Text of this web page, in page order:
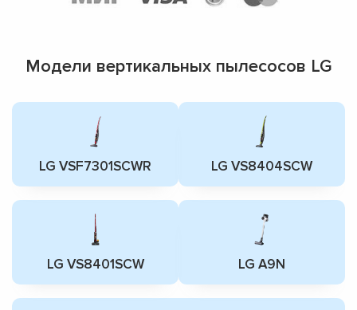
Модели вертикальных пылесосов LG
LG VSF7301SCWR LG VS8404SCW
LG VS8401SCW LG A9N